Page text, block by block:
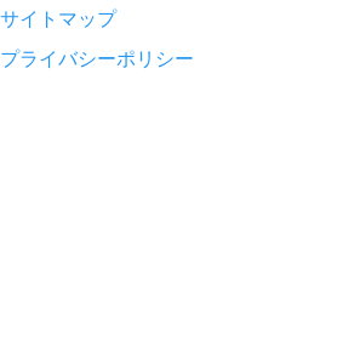
サイトマップ
プライバシーポリシー